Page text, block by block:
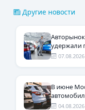
Другие новости
удержали
В июне